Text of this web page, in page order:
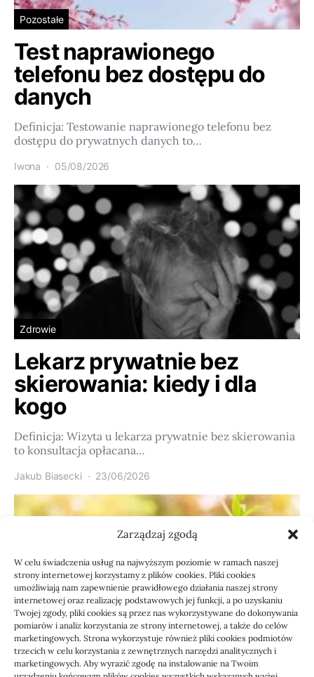
Zarządzaj zgodą
W celu świadczenia usług na najwyższym poziomie w ramach naszej
strony internetowej korzystamy z plików cookies. Pliki cookies
umożliwiają nam zapewnienie prawidłowego działania naszej strony
internetowej oraz realizację podstawowych jej funkcji, a po uzyskaniu
Twojej zgody, pliki cookies są przez nas wykorzystywane do dokonywania
pomiarów i analiz korzystania ze strony internetowej, a także do celów
marketingowych. Strona wykorzystuje również pliki cookies podmiotów
trzecich w celu korzystania z zewnętrznych narzędzi analitycznych i
marketingowych. Aby wyrazić zgodę na instalowanie na Twoim
Pozostałe
Test naprawionego
telefonu bez dostępu do
danych
Definicja: Testowanie naprawionego telefonu bez
dostępu do prywatnych danych to…
Iwona 05/08/2026
Zdrowie
Lekarz prywatnie bez
skierowania: kiedy i dla
kogo
Definicja: Wizyta u lekarza prywatnie bez skierowania
to konsultacja opłacana…
Jakub Biasecki 23/06/2026
Usługi
Jak sprawdzić przejęcie